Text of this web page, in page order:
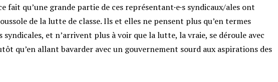
fait qu’une grande partie de ces représentant·e·s syndicaux/ales ont
de la lutte de classe. Ils et elles ne pensent plus qu’en termes
et n’arrivent plus à voir que la lutte, la vraie, se déroule avec
qu’en allant bavarder avec un gouvernement sourd aux aspirations des